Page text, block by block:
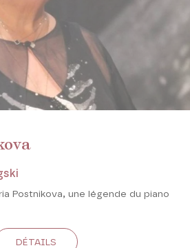
Postnikova, une légende du piano
DÉTAILS